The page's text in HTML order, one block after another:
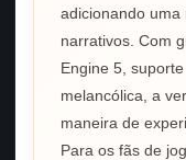
adicionando
narrativos. Com
Engine 5,
melancólica, a
maneira de
Para os fãs de